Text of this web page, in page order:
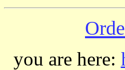
you are here: